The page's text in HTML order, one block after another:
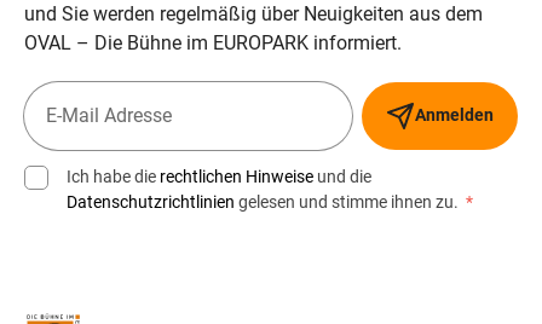
und Sie werden regelmäßig über Neuigkeiten aus dem
OVAL – Die Bühne im EUROPARK informiert.
Anmelden
Ich habe die rechtlichen Hinweise und die
Datenschutzrichtlinien gelesen und stimme ihnen zu. *